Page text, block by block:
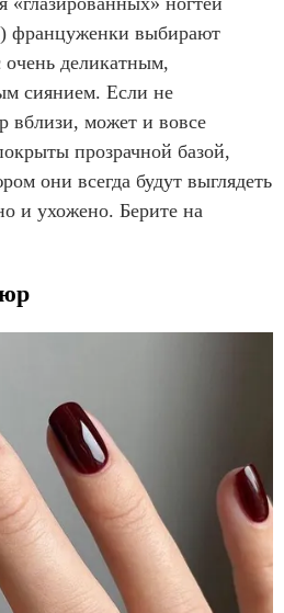
француженки выбирают
очень деликатным,
сиянием. Если не
вблизи, может и вовсе
прозрачной базой,
они всегда будут выглядеть
и ухожено. Берите на